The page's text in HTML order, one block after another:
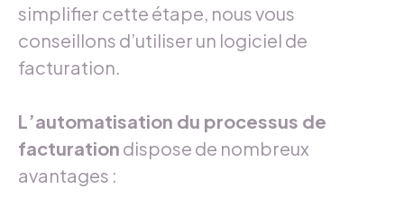
simplifier cette étape, nous vous
conseillons d’utiliser un logiciel de
facturation.
L’automatisation du processus de
facturation dispose de nombreux
avantages :